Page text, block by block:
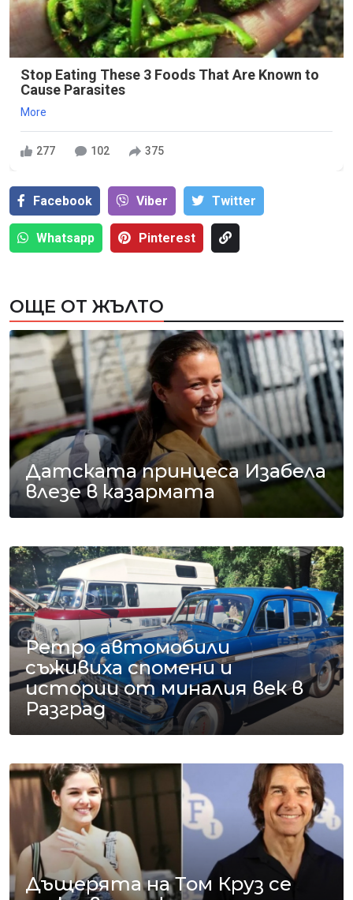
Stop Eating These 3 Foods That Are Known to
Cause Parasites
More
277 102 375
Facebook Viber Тwitter
Whatsapp Pinterest
ОЩЕ ОТ ЖЪЛТО
Датската принцеса Изабела
влезе в казармата
Ретро автомобили
съживиха спомени и
истории от миналия век в
Разград
Дъщерята на Том Круз се